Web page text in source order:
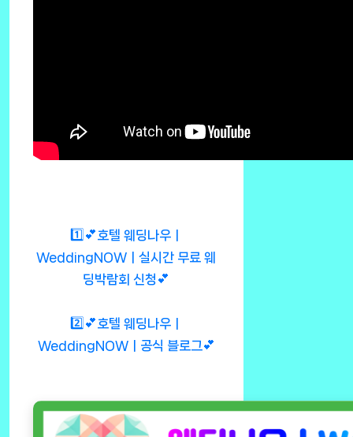
1️⃣💕호텔 웨딩나우ㅣ
WeddingNOWㅣ실시간 무료 웨
딩박람회 신청💕
2️⃣💕호텔 웨딩나우ㅣ
WeddingNOWㅣ공식 블로그💕